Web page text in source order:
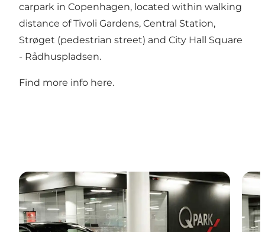
carpark in Copenhagen, located within walking
distance of Tivoli Gardens, Central Station,
Strøget (pedestrian street) and City Hall Square
- Rådhuspladsen.
Find more info here.